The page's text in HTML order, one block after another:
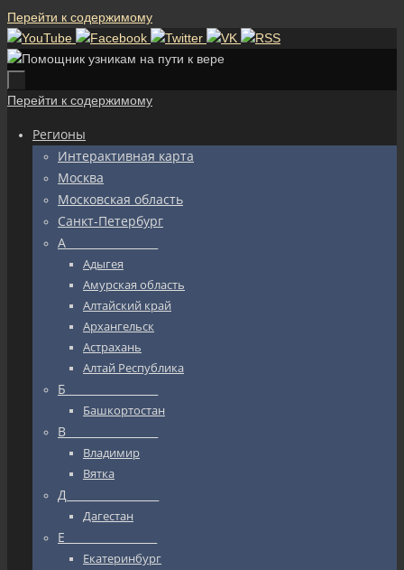
Перейти к содержимому
Перейти к содержимому
Регионы
Интерактивная карта
Москва
Московская область
Санкт-Петербург
А_________________
Адыгея
Амурская область
Алтайский край
Архангельск
Астрахань
Алтай Республика
Б_________________
Башкортостан
В_________________
Владимир
Вятка
Д_________________
Дагестан
Е_________________
Екатеринбург